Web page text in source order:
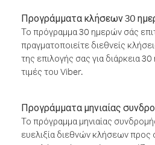
Προγράμματα κλήσεων 30
Το πρόγραμμα 30 ημερών σάς
πραγματοποιείτε διεθνείς
της επιλογής σας για διάρκεια
τιμές του Viber.
Προγράμματα μηνιαίας
Το πρόγραμμα μηνιαίας
ευελιξία διεθνών κλήσεων προς